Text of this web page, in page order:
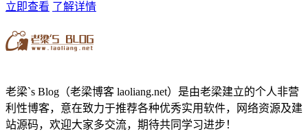
立即查看 了解详情
老梁`s Blog（老梁博客 laoliang.net）是由老梁建立的个人非营
利性博客，意在致力于推荐各种优秀实用软件，网络资源及建
站源码，欢迎大家多交流，期待共同学习进步！